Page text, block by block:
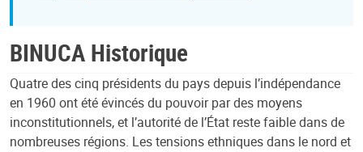
BINUCA Historique
Quatre des cinq présidents du pays depuis l’indépendance
en 1960 ont été évincés du pouvoir par des moyens
inconstitutionnels, et l’autorité de l’État reste faible dans de
nombreuses régions. Les tensions ethniques dans le nord et